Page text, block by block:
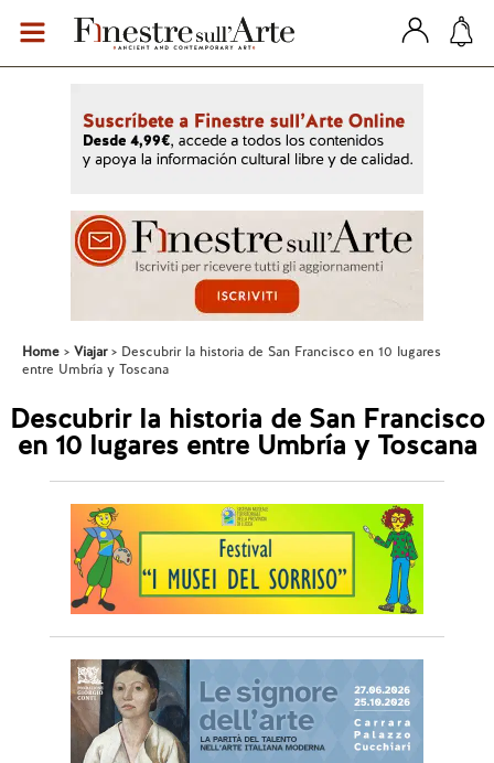
Home Viajar
Descubrir la historia de San Francisco en 10 lugares
entre Umbría y Toscana
Descubrir la historia de San Francisco
en 10 lugares entre Umbría y Toscana